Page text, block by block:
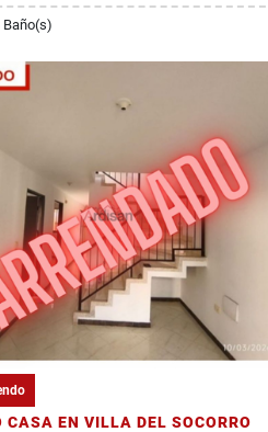
CASA EN VILLA DEL SOCORRO